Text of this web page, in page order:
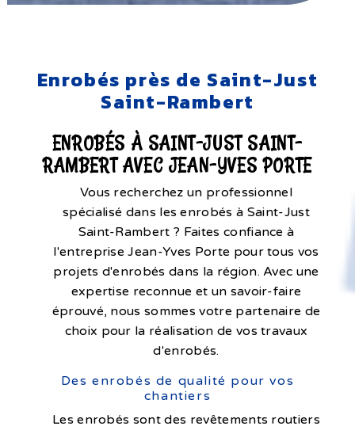
Enrobés près de Saint-Just
Saint-Rambert
ENROBÉS À SAINT-JUST SAINT-
RAMBERT AVEC JEAN-YVES PORTE
Vous recherchez un professionnel
spécialisé dans les enrobés à Saint-Just
Saint-Rambert ? Faites confiance à
l'entreprise Jean-Yves Porte pour tous vos
projets d'enrobés dans la région. Avec une
expertise reconnue et un savoir-faire
éprouvé, nous sommes votre partenaire de
choix pour la réalisation de vos travaux
d'enrobés.
Des enrobés de qualité pour vos
chantiers
Les enrobés sont des revêtements routiers